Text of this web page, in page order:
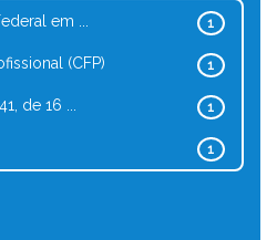
1
em ...
1
(CFP)
1
de 16 ...
1